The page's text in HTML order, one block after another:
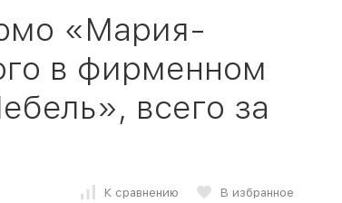
«Мария-
в фирменном
всего за
К сравнению В избранное